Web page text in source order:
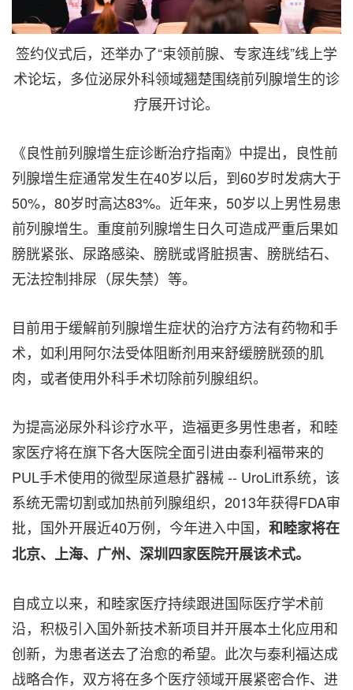
签约仪式后，还举办了“束领前腺、专家连线”线上学
术论坛，多位泌尿外科领域翘楚围绕前列腺增生的诊
疗展开讨论。
《良性前列腺增生症诊断治疗指南》中提出，良性前
列腺增生症通常发生在40岁以后，到60岁时发病大于
50%，80岁时高达83%。近年来，50岁以上男性易患
前列腺增生。重度前列腺增生日久可造成严重后果如
膀胱紧张、尿路感染、膀胱或肾脏损害、膀胱结石、
无法控制排尿（尿失禁）等。
目前用于缓解前列腺增生症状的治疗方法有药物和手
术，如利用阿尔法受体阻断剂用来舒缓膀胱颈的肌
肉，或者使用外科手术切除前列腺组织。
为提高泌尿外科诊疗水平，造福更多男性患者，和睦
家医疗将在旗下各大医院全面引进由泰利福带来的
PUL手术使用的微型尿道悬扩器械 -- UroLift系统，该
系统无需切割或加热前列腺组织，2013年获得FDA审
批，国外开展近40万例，今年进入中国， 和睦家将在
北京、上海、广州、深圳四家医院开展该术式。
自成立以来，和睦家医疗持续跟进国际医疗学术前
沿，积极引入国外新技术新项目并开展本土化应用和
创新，为患者送去了治愈的希望。此次与泰利福达成
战略合作，双方将在多个医疗领域开展紧密合作、进